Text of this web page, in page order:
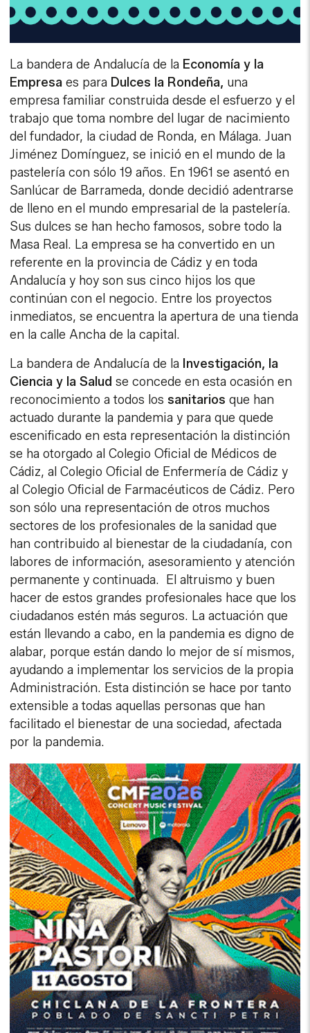
La bandera de Andalucía de la Economía y la
Empresa es para Dulces la Rondeña, una
empresa familiar construida desde el esfuerzo y el
trabajo que toma nombre del lugar de nacimiento
del fundador, la ciudad de Ronda, en Málaga. Juan
Jiménez Domínguez, se inició en el mundo de la
pastelería con sólo 19 años. En 1961 se asentó en
Sanlúcar de Barrameda, donde decidió adentrarse
de lleno en el mundo empresarial de la pastelería.
Sus dulces se han hecho famosos, sobre todo la
Masa Real. La empresa se ha convertido en un
referente en la provincia de Cádiz y en toda
Andalucía y hoy son sus cinco hijos los que
continúan con el negocio. Entre los proyectos
inmediatos, se encuentra la apertura de una tienda
en la calle Ancha de la capital.
La bandera de Andalucía de la Investigación, la
Ciencia y la Salud se concede en esta ocasión en
reconocimiento a todos lossanitarios que han
actuado durante la pandemia y para que quede
escenificado en esta representación la distinción
se ha otorgado al Colegio Oficial de Médicos de
Cádiz, al Colegio Oficial de Enfermería de Cádiz y
al Colegio Oficial de Farmacéuticos de Cádiz. Pero
son sólo una representación de otros muchos
sectores de los profesionales de la sanidad que
han contribuido al bienestar de la ciudadanía, con
labores de información, asesoramiento y atención
permanente y continuada. El altruismo y buen
hacer de estos grandes profesionales hace que los
ciudadanos estén más seguros. La actuación que
están llevando a cabo, en la pandemia es digno de
alabar, porque están dando lo mejor de sí mismos,
ayudando a implementar los servicios de la propia
Administración. Esta distinción se hace por tanto
extensible a todas aquellas personas que han
facilitado el bienestar de una sociedad, afectada
por la pandemia.